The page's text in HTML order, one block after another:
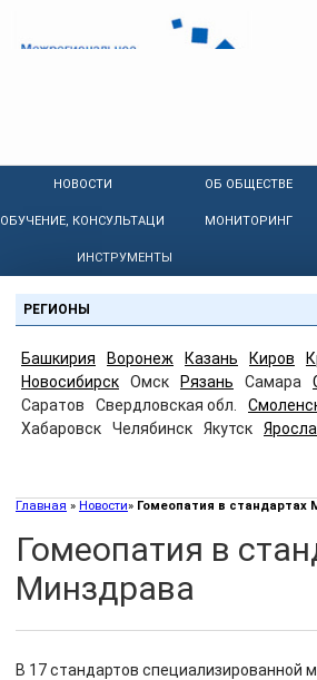
НОВОСТИ ОБ ОБЩЕСТВЕ
ОБУЧЕНИЕ, КОНСУЛЬТАЦИИ МОНИТОРИНГ
ИНСТРУМЕНТЫ
РЕГИОНЫ
Башкирия Воронеж Казань Киров
Новосибирск
Омск Рязань Самара
Саратов
Свердловская обл.
Хабаровск
Челябинск Якутск
Главная » Новости» Гомеопатия в стандартах
Гомеопатия в
Минздрава
В 17 стандартов специализированной